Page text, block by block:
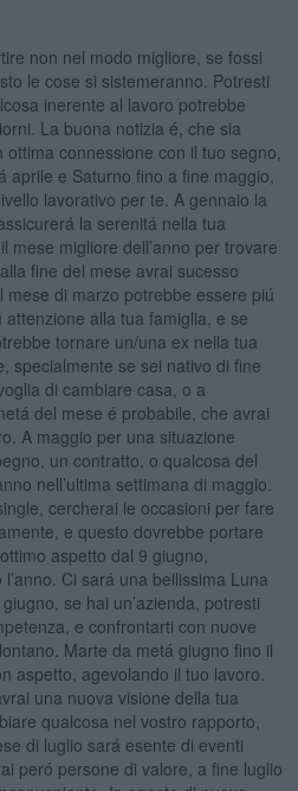
non nel modo migliore, se fossi
le cose si sistemeranno. Potresti
inerente al lavoro potrebbe
La buona notizia é, che sia
connessione con il tuo segno,
aprile e Saturno fino a fine maggio,
lavorativo per te. A gennaio la
la serenitá nella tua
mese migliore dell’anno per trovare
fine del mese avrai sucesso
di marzo potrebbe essere piú
alla tua famiglia, e se
tornare un/una ex nella tua
specialmente se sei nativo di fine
di cambiare casa, o a
del mese é probabile, che avrai
A maggio per una situazione
un contratto, o qualcosa del
nell’ultima settimana di maggio.
cercherai le occasioni per fare
e questo dovrebbe portare
aspetto dal 9 giugno,
Ci sará una bellissima Luna
se hai un’azienda, potresti
e confrontarti con nuove
Marte da metá giugno fino il
aspetto, agevolando il tuo lavoro.
una nuova visione della tua
qualcosa nel vostro rapporto,
di luglio sará esente di eventi
peró persone di valore, a fine luglio